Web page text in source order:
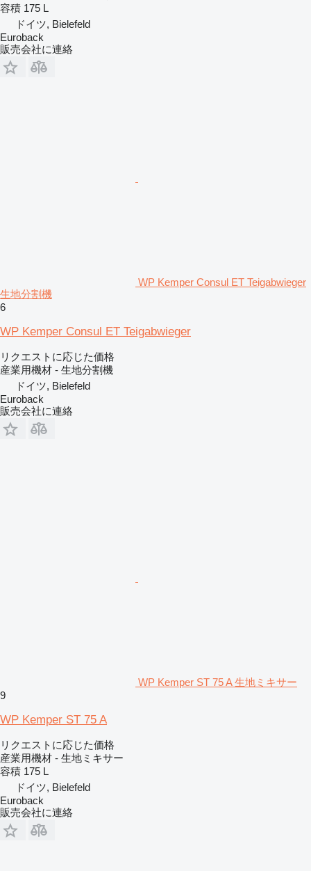
容積 175 L
ドイツ, Bielefeld
Euroback
販売会社に連絡
WP Kemper Consul ET Teigabwieger
生地分割機
6
WP Kemper Consul ET Teigabwieger
リクエストに応じた価格
産業用機材 - 生地分割機
ドイツ, Bielefeld
Euroback
販売会社に連絡
WP Kemper ST 75 A 生地ミキサー
9
WP Kemper ST 75 A
リクエストに応じた価格
産業用機材 - 生地ミキサー
容積 175 L
ドイツ, Bielefeld
Euroback
販売会社に連絡